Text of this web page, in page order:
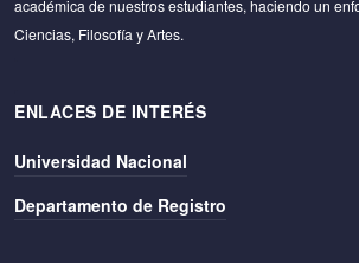
académica de nuestros estudiantes, haciendo un
Ciencias, Filosofía y Artes.
ENLACES DE INTERÉS
Universidad Nacional
Departamento de Registro